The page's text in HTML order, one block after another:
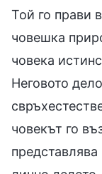
Той го прави
човешка
човека
Неговото
човекът го